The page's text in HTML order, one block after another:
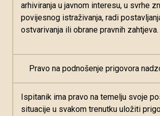
arhiviranja u javnom interesu, u svrhe
povijesnog istraživanja, radi
ostvarivanja ili obrane pravnih zahtjeva.
Pravo na podnošenje prigovora
Ispitanik ima pravo na temelju svoje
situacije u svakom trenutku uložiti